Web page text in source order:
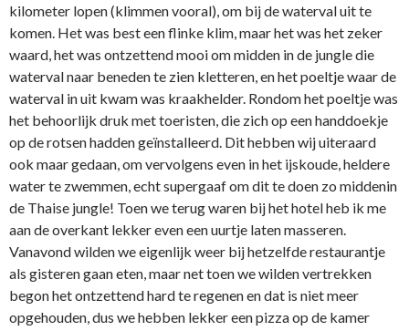
kilometer lopen (klimmen vooral), om bij de waterval uit te
komen. Het was best een flinke klim, maar het was het zeker
waard, het was ontzettend mooi om midden in de jungle die
waterval naar beneden te zien kletteren, en het poeltje waar de
waterval in uit kwam was kraakhelder. Rondom het poeltje was
het behoorlijk druk met toeristen, die zich op een handdoekje
op de rotsen hadden geïnstalleerd. Dit hebben wij uiteraard
ook maar gedaan, om vervolgens even in het ijskoude, heldere
water te zwemmen, echt supergaaf om dit te doen zo middenin
de Thaise jungle! Toen we terug waren bij het hotel heb ik me
aan de overkant lekker even een uurtje laten masseren.
Vanavond wilden we eigenlijk weer bij hetzelfde restaurantje
als gisteren gaan eten, maar net toen we wilden vertrekken
begon het ontzettend hard te regenen en dat is niet meer
opgehouden, dus we hebben lekker een pizza op de kamer